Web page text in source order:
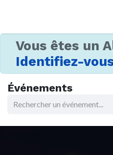
Vous êtes un
Identifiez-
Événements